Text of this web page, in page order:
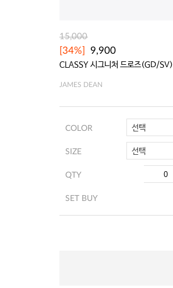
15,000
[34%] 9,900
CLASSY 시그니처 드로즈(GD/SV)
JAMES DEAN
COLOR 선택
SIZE 선택
QTY
SET BUY